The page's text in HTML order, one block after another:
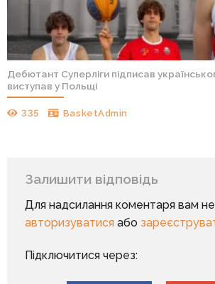
Дебютант Суперліги підписав
виступав у Польщі
335 BasketAdmin
Залишити відповідь
Для надсилання коментаря вам
авторизуватисяабо
Підключитися через: